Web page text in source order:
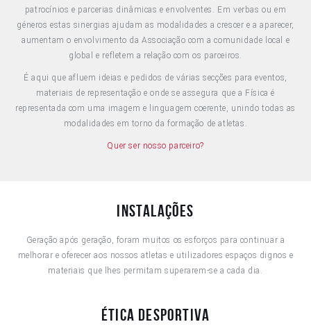
patrocínios e parcerias dinâmicas e envolventes. Em verbas ou em
géneros estas sinergias ajudam as modalidades a crescer e a aparecer,
aumentam o envolvimento da Associação com a comunidade local e
global e refletem a relação com os parceiros.
É aqui que afluem ideias e pedidos de várias secções para eventos,
materiais de representação e onde se assegura que a Física é
representada com uma imagem e linguagem coerente, unindo todas as
modalidades em torno da formação de atletas.
Quer ser nosso parceiro?
Instalações
Geração após geração, foram muitos os esforços para continuar a
melhorar e oferecer aos nossos atletas e utilizadores espaços dignos e
materiais que lhes permitam superarem-se a cada dia.
Ética Desportiva